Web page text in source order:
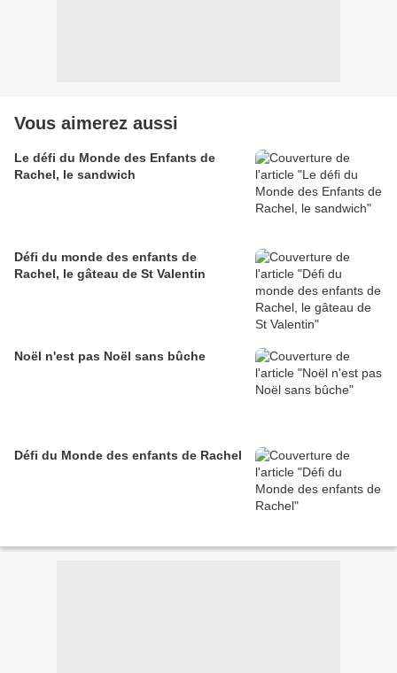
Vous aimerez aussi
Le défi du Monde des Enfants de
Rachel, le sandwich
Défi du monde des enfants de
Rachel, le gâteau de St Valentin
Noël n'est pas Noël sans bûche
Défi du Monde des enfants de Rachel